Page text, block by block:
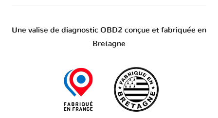
Une valise de diagnostic OBD2 conçue et fabriquée en
Bretagne